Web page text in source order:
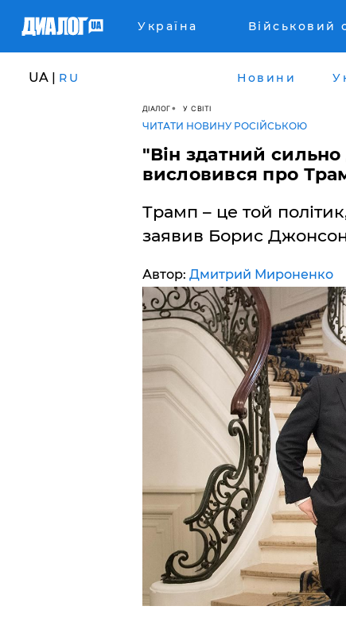
Україна Військовий
UA | RU Новини
ДІАЛОГ У СВІТІ
ЧИТАТИ НОВИНУ РОСІЙСЬКОЮ
"Він здатний
висловився про
Трамп – це той
заявив Борис
Автор: Дмитрий Мироненко